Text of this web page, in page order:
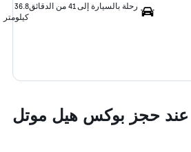
رحلة بالسيارة إلى 41 من الدقائق
36.8
كيلومتر
عند حجز بوكس هيل موتل